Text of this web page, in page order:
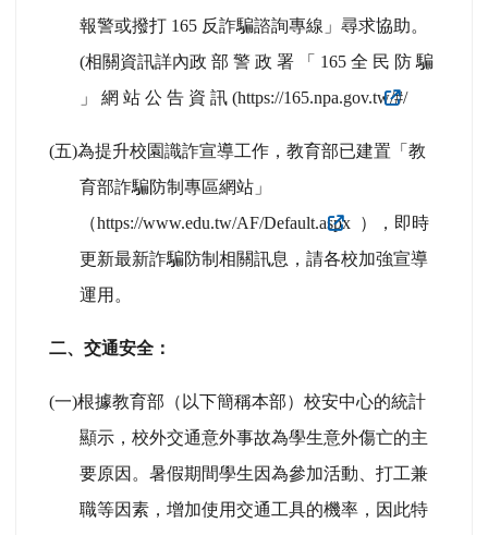
報警或撥打 165 反詐騙諮詢專線」尋求協助。
(相關資訊詳內政 部 警 政 署 「 165 全 民 防 騙
」 網 站 公 告 資 訊 (https://165.npa.gov.tw/#/
(五)為提升校園識詐宣導工作，教育部已建置「教
育部詐騙防制專區網站」
（https://www.edu.tw/AF/Default.aspx ），即時
更新最新詐騙防制相關訊息，請各校加強宣導
運用。
二、交通安全：
(一)根據教育部（以下簡稱本部）校安中心的統計
顯示，校外交通意外事故為學生意外傷亡的主
要原因。暑假期間學生因為參加活動、打工兼
職等因素，增加使用交通工具的機率，因此特